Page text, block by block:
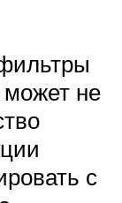
может не
с